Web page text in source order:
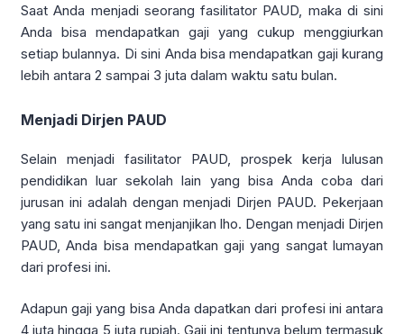
Saat Anda menjadi seorang fasilitator PAUD, maka di sini
Anda bisa mendapatkan gaji yang cukup menggiurkan
setiap bulannya. Di sini Anda bisa mendapatkan gaji kurang
lebih antara 2 sampai 3 juta dalam waktu satu bulan.
Menjadi Dirjen PAUD
Selain menjadi fasilitator PAUD, prospek kerja lulusan
pendidikan luar sekolah lain yang bisa Anda coba dari
jurusan ini adalah dengan menjadi Dirjen PAUD. Pekerjaan
yang satu ini sangat menjanjikan lho. Dengan menjadi Dirjen
PAUD, Anda bisa mendapatkan gaji yang sangat lumayan
dari profesi ini.
Adapun gaji yang bisa Anda dapatkan dari profesi ini antara
4 juta hingga 5 juta rupiah. Gaji ini tentunya belum termasuk